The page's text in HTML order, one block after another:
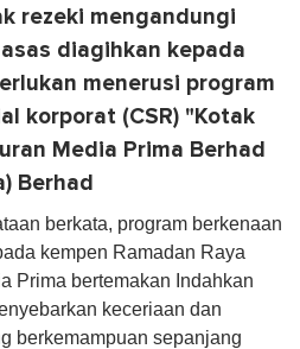
rezeki mengandungi
diagihkan kepada
menerusi program
korporat (CSR) "Kotak
Media Prima Berhad
Berhad
berkata, program berkenaan
kempen Ramadan Raya
Prima bertemakan Indahkan
keceriaan dan
berkemampuan sepanjang